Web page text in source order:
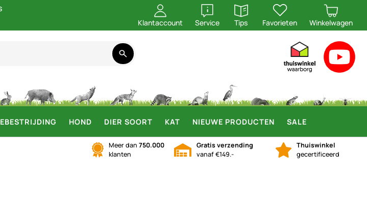
Klantaccount Service
openen
Tips
openen
Favorieten Winkelwagen
HOND DIER SOORT KAT NIEUWE PRODUCTEN SALE
Meer dan750.000
klanten
Gratis verzending
vanaf €149.-
Thuiswinkel
gecertificeerd